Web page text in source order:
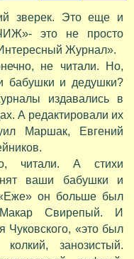
зверек. Это еще и
это не просто
Журнал».
не читали. Но,
бабушки и дедушки?
издавались в
А редактировали их
Маршак, Евгений
читали. А стихи
ваши бабушки и
он больше был
Свирепый. И
Чуковского, «это был
занозистый.